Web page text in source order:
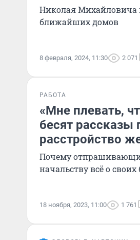
Николая Михайловича
ближайших домов
8 февраля, 2024, 11:30 2 071
РАБОТА
«Мне плевать,
бесят
расстройство
Почему
начальству всё о
18 ноября, 2023, 11:00 1 761